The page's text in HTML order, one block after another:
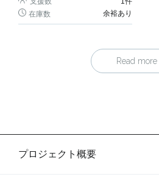
在庫数
余裕あり
Read more
プロジェクト概要